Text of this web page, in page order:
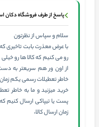
پاسخ از طرف فروشگاه دکان
سلام و سپاس از نظرتون
با عرض معذرت بابت تاخیری
رو می کنیم که کالا ها رو
از اون ور هم سریعتر به
خاطر تعطیلات رسمی یکم زمان
خرید میزنید و ما به خاطر
زمان ارسال کالا،